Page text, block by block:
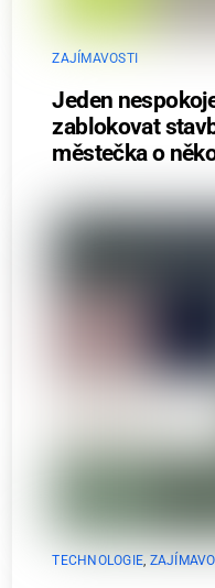
ZAJÍMAVOSTI
Jeden
zablokovat
městečka o
TECHNOLOGIE,